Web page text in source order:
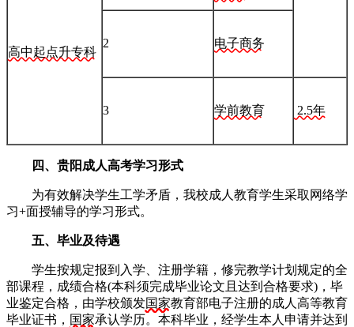
高中起点升专科
2 电子商务
3 学前教育 2.5年
四、贵阳成人高考学习形式
为有效解决学生工学矛盾，我校成人教育学生采取网络学
习+面授辅导的学习形式。
五、毕业及待遇
学生按规定报到入学、注册学籍，修完教学计划规定的全
部课程，成绩合格(本科须完成毕业论文且达到合格要求)，毕
业鉴定合格，由学校颁发国家教育部电子注册的成人高等教育
毕业证书， 国家承认学历。本科毕业，经学生本人申请并达到